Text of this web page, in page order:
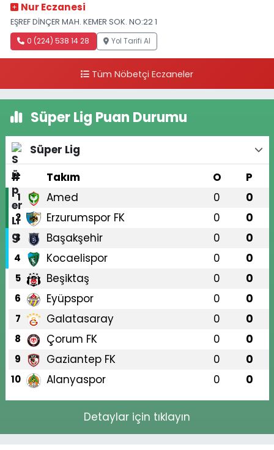
Nur Eczanesi
EŞREF DİNÇER MAH. KEMER SOK. NO:22 1
0 (224) 538 14 28 Yol Tarifi Al
Tüm Nöbetçi Eczaneler
Süper Lig Puan Durumu
Süper Lig
#
Takım O P
1 Amed 0 0
2 Erzurumspor FK 0 0
3 Başakşehir 0 0
4 Kocaelispor 0 0
5 Beşiktaş 0 0
6 Eyüpspor 0 0
7 Galatasaray 0 0
8 Çorum FK 0 0
9 Gaziantep FK 0 0
10 Alanyaspor 0 0
Detaylar için tıklayın